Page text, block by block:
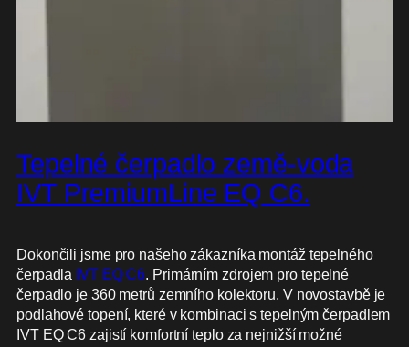
Tepelné čerpadlo země-voda
IVT PremiumLine EQ C6.
Dokončili jsme pro našeho zákazníka montáž tepelného
čerpadla IVT EQ C6. Primárním zdrojem pro tepelné
čerpadlo je 360 metrů zemního kolektoru. V novostavbě je
podlahové topení, které v kombinaci s tepelným čerpadlem
IVT EQ C6 zajistí komfortní teplo za nejnižší možné